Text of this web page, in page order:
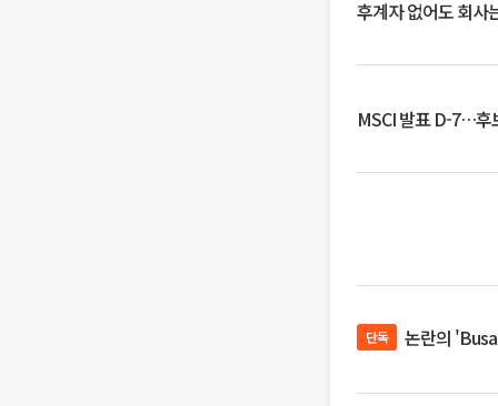
후계자 없어도 회사
MSCI 발표 D-7…후
단독 논란의